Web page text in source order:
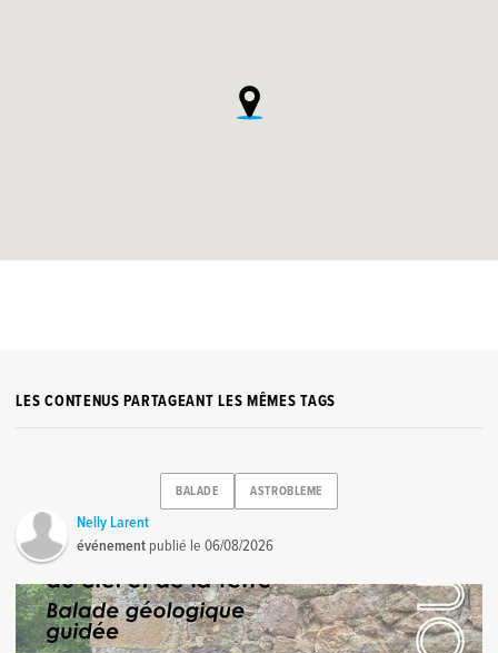
LES CONTENUS PARTAGEANT LES MÊMES TAGS
BALADE ASTROBLEME
Nelly Larent
événement publié le06/08/2026